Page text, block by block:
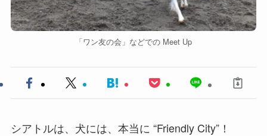
「ワン友の会」などでの Meet Up
シアトルは、犬には、本当に “Friendly City”！